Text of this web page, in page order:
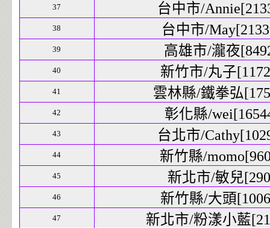
37 台中市/
38 台中市/
39 高雄市/瀧夜
40 新竹市/丸子
41 雲林縣/鐵拳弘
42 彰化縣/
43 台北市/
44 新竹縣/
45 新北市/敏兒
46 新竹縣/大頭
47 新北市/粉漾小藍